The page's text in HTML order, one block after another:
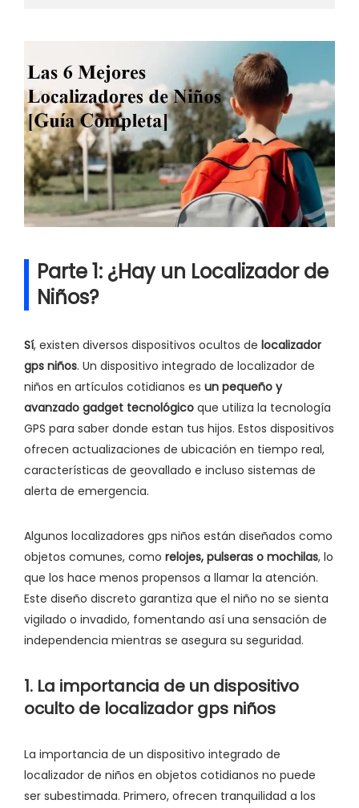
Parte 1: ¿Hay un Localizador de
Niños?
Sí, existen diversos dispositivos ocultos de localizador
gps niños. Un dispositivo integrado de localizador de
niños en artículos cotidianos es un pequeño y
avanzado gadget tecnológico que utiliza la tecnología
GPS para saber donde estan tus hijos. Estos dispositivos
ofrecen actualizaciones de ubicación en tiempo real,
características de geovallado e incluso sistemas de
alerta de emergencia.
Algunos localizadores gps niños están diseñados como
objetos comunes, como relojes, pulseras o mochilas, lo
que los hace menos propensos a llamar la atención.
Este diseño discreto garantiza que el niño no se sienta
vigilado o invadido, fomentando así una sensación de
independencia mientras se asegura su seguridad.
1. La importancia de un dispositivo
oculto de localizador gps niños
La importancia de un dispositivo integrado de
localizador de niños en objetos cotidianos no puede
ser subestimada. Primero, ofrecen tranquilidad a los